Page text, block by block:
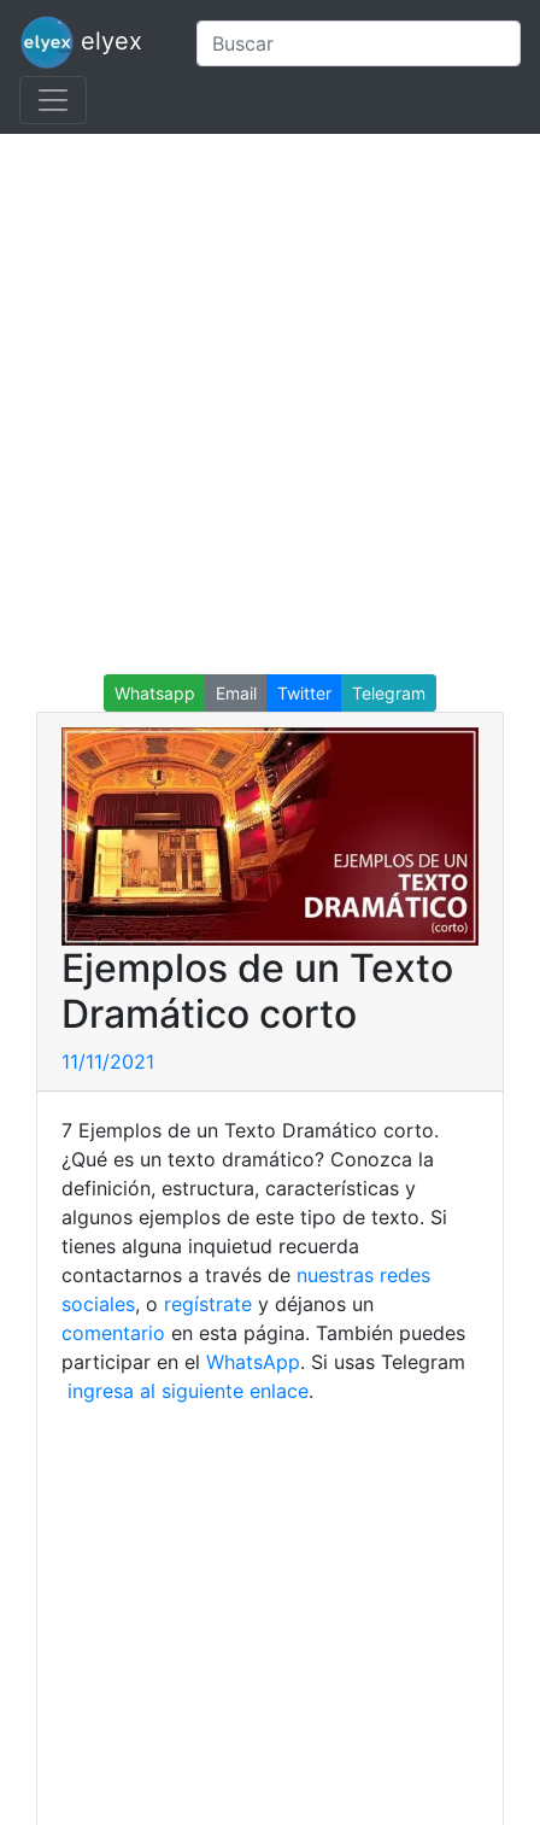
elyex
Whatsapp Email Twitter Telegram
Ejemplos de un Texto
Dramático corto
11/11/2021
7 Ejemplos de un Texto Dramático corto.
¿Qué es un texto dramático? Conozca la
definición, estructura, características y
algunos ejemplos de este tipo de texto. Si
tienes alguna inquietud recuerda
contactarnos a través de nuestras redes
sociales, o regístrate y déjanos un
comentario en esta página. También puedes
participar en el WhatsApp. Si usas Telegram
ingresa al siguiente enlace.